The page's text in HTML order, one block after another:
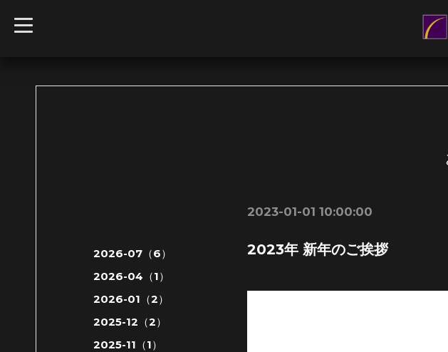
t
o
2023-01-01 10:00:00
2023年 新年のご挨拶
2026-07（6）
2026-04（1）
2026-01（2）
2025-12（2）
2025-11（1）